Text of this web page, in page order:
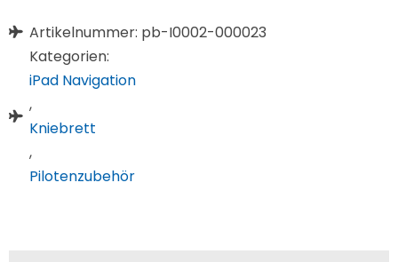
Artikelnummer: pb-I0002-000023
Kategorien:
iPad Navigation
,
Kniebrett
,
Pilotenzubehör